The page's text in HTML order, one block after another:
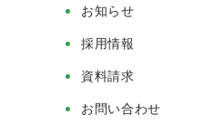
お知らせ
採用情報
資料請求
お問い合わせ